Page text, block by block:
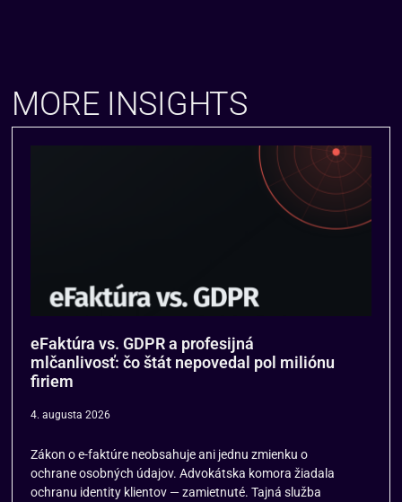
MORE INSIGHTS
eFaktúra vs. GDPR a profesijná
mlčanlivosť: čo štát nepovedal pol miliónu
firiem
4. augusta 2026
Zákon o e-faktúre neobsahuje ani jednu zmienku o
ochrane osobných údajov. Advokátska komora žiadala
ochranu identity klientov — zamietnuté. Tajná služba